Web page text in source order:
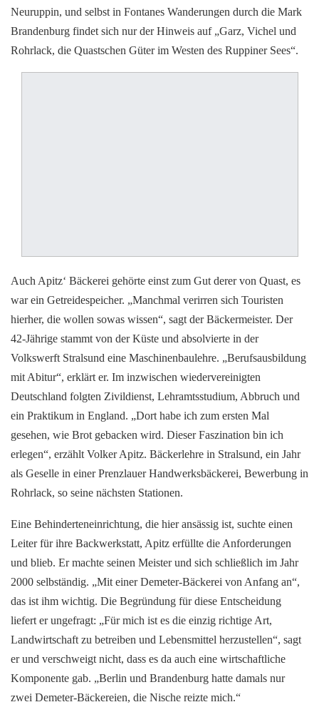
Neuruppin, und selbst in Fontanes Wanderungen durch die Mark
Brandenburg findet sich nur der Hinweis auf „Garz, Vichel und
Rohrlack, die Quastschen Güter im Westen des Ruppiner Sees“.
Auch Apitz‘ Bäckerei gehörte einst zum Gut derer von Quast, es
war ein Getreidespeicher. „Manchmal verirren sich Touristen
hierher, die wollen sowas wissen“, sagt der Bäckermeister. Der
42-Jährige stammt von der Küste und absolvierte in der
Volkswerft Stralsund eine Maschinenbaulehre. „Berufsausbildung
mit Abitur“, erklärt er. Im inzwischen wiedervereinigten
Deutschland folgten Zivildienst, Lehramtsstudium, Abbruch und
ein Praktikum in England. „Dort habe ich zum ersten Mal
gesehen, wie Brot gebacken wird. Dieser Faszination bin ich
erlegen“, erzählt Volker Apitz. Bäckerlehre in Stralsund, ein Jahr
als Geselle in einer Prenzlauer Handwerksbäckerei, Bewerbung in
Rohrlack, so seine nächsten Stationen.
Eine Behinderteneinrichtung, die hier ansässig ist, suchte einen
Leiter für ihre Backwerkstatt, Apitz erfüllte die Anforderungen
und blieb. Er machte seinen Meister und sich schließlich im Jahr
2000 selbständig. „Mit einer Demeter-Bäckerei von Anfang an“,
das ist ihm wichtig. Die Begründung für diese Entscheidung
liefert er ungefragt: „Für mich ist es die einzig richtige Art,
Landwirtschaft zu betreiben und Lebensmittel herzustellen“, sagt
er und verschweigt nicht, dass es da auch eine wirtschaftliche
Komponente gab. „Berlin und Brandenburg hatte damals nur
zwei Demeter-Bäckereien, die Nische reizte mich.“